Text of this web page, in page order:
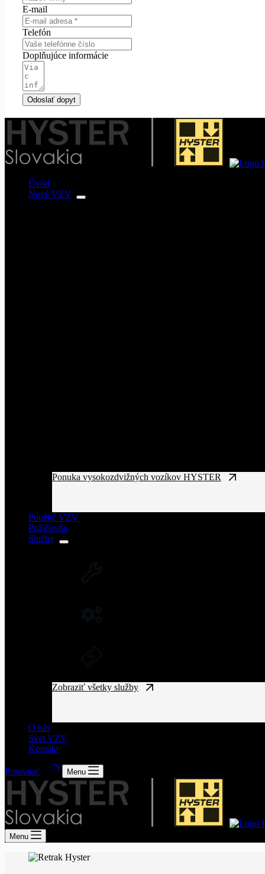
E-mail
Telefón
Doplňujúce informácie
Odoslať dopyt
Úvod
Nové VZV
Ponuka vysokozdvižných vozíkov HYSTER
Použité VZV
Požičovňa
Služby
Zobraziť všetky služby
O nás
Svet VZV
Kontakt
Porovnať Menu
Menu